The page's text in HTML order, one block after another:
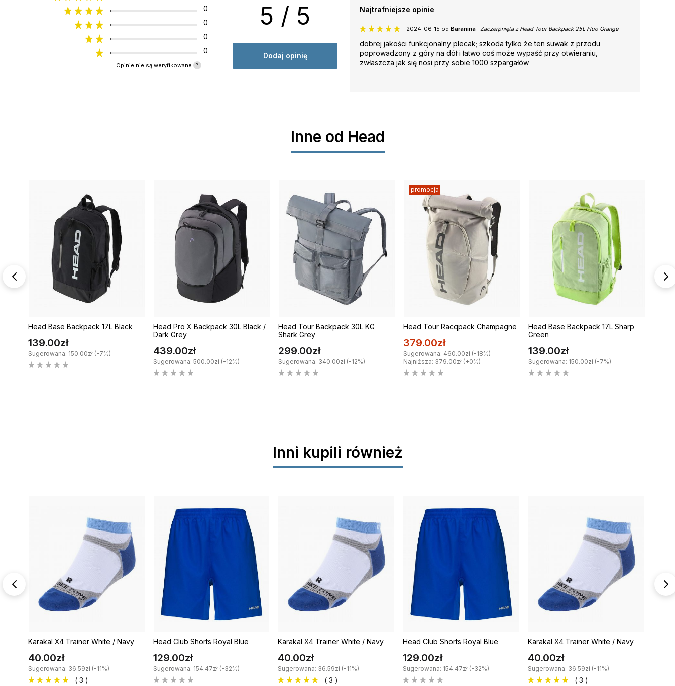
0
0
0
0
Opinie nie są weryfikowane ?
5 / 5
Dodaj opinię
Najtrafniejsze opinie
2024-06-15 od Baranina Zaczerpnięta z Head Tour Backpack 25L Fluo Orange
dobrej jakości funkcjonalny plecak; szkoda tylko że ten suwak z przodu
poprowadzony z góry na dół i łatwo coś może wypaść przy otwieraniu,
zwłaszcza jak się nosi przy sobie 1000 szpargałów
Inne od Head
Head Base Backpack 17L Black
139.00zł
Sugerowana: 150.00zł (-7%)
Head Pro X Backpack 30L Black /
Dark Grey
439.00zł
Sugerowana: 500.00zł (-12%)
Head Tour Backpack 30L KG
Shark Grey
299.00zł
Sugerowana: 340.00zł (-12%)
promocja
Head Tour Racqpack Champagne
379.00zł
Sugerowana: 460.00zł (-18%)
Najniższa: 379.00zł (+0%)
Head Base Backpack 17L Sharp
Green
139.00zł
Sugerowana: 150.00zł (-7%)
Inni kupili również
Karakal X4 Trainer White / Navy
40.00zł
Sugerowana: 36.59zł (-11%)
( 3 )
Head Club Shorts Royal Blue
129.00zł
Sugerowana: 154.47zł (-32%)
Karakal X4 Trainer White / Navy
40.00zł
Sugerowana: 36.59zł (-11%)
( 3 )
Head Club Shorts Royal Blue
129.00zł
Sugerowana: 154.47zł (-32%)
Karakal X4 Trainer White / Navy
40.00zł
Sugerowana: 36.59zł (-11%)
( 3 )